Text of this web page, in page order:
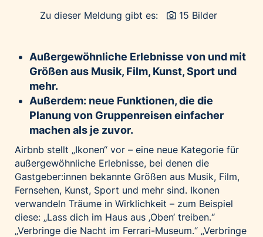
Kroatische Zentrale für Tourismus
List Holding Gruppe
Marble House
Mediaplus
Mondelēz Österreich
Muse Electronics
Neuroth
öbv – Österreichischer Bundesverlag
Ökopharm
Zu dieser Meldung gibt es: 15 Bilder
Außergewöhnliche Erlebnisse von und mit
Größen aus Musik, Film, Kunst, Sport und
mehr.
Außerdem: neue Funktionen, die die
Planung von Gruppenreisen einfacher
machen als je zuvor.
Airbnb stellt „Ikonen“ vor – eine neue Kategorie für
außergewöhnliche Erlebnisse, bei denen die
Gastgeber:innen bekannte Größen aus Musik, Film,
Fernsehen, Kunst, Sport und mehr sind. Ikonen
verwandeln Träume in Wirklichkeit – zum Beispiel
diese: „Lass dich im Haus aus ‚Oben‘ treiben.“
„Verbringe die Nacht im Ferrari-Museum.“ „Verbringe